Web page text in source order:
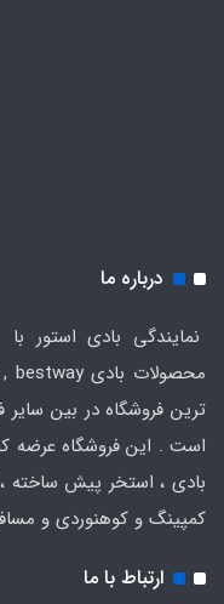
درباره ما
نمایندگی بادی استور
ترین فروشگاه در بین
است . این فروشگاه عرضه
بادی ، استخر پیش ساخته
کمپینگ و کوهنوردی و
ارتباط با ما